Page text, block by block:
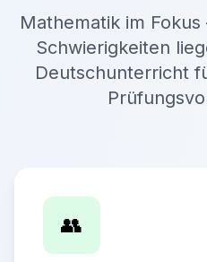
Mathematik im
Schwierigkeiten
Deutschunterricht
👥